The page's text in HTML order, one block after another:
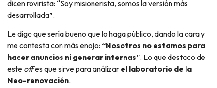
dicen rovirista: “Soy misionerista, somos la versión más
desarrollada”.
Le digo que sería bueno que lo haga público, dando la cara y
me contesta con más enojo: “Nosotros no estamos para
hacer anuncios ni generar internas”. Lo que destaco de
este offes que sirve para análizar el laboratorio de la
Neo-renovación.